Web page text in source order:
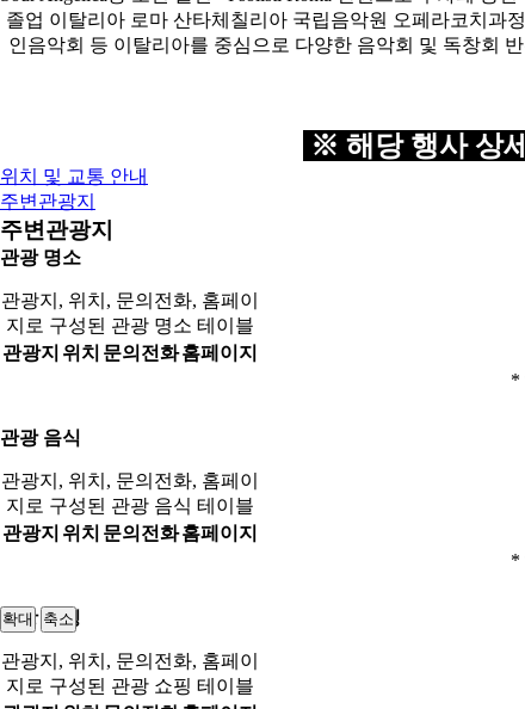
※ 해당 행사 상
위치 및 교통 안내
주변관광지
주변관광지
관광 명소
관광지, 위치, 문의전화, 홈페이
지로 구성된 관광 명소 테이블
관광지 위치 문의전화홈페이지
*
관광 음식
관광지, 위치, 문의전화, 홈페이
지로 구성된 관광 음식 테이블
관광지 위치 문의전화홈페이지
*
관광 쇼핑
관광지, 위치, 문의전화, 홈페이
지로 구성된 관광 쇼핑 테이블
확대 축소